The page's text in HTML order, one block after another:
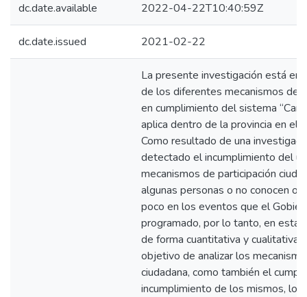
dc.date.available 2022-04-22T10:40:59Z
dc.date.issued 2021-02-22
La presente investigación está
de los diferentes mecanismos de
en cumplimiento del sistema
aplica dentro de la provincia en
Como resultado de una
detectado el incumplimiento del
mecanismos de participación
algunas personas o no conocen o
poco en los eventos que el
programado, por lo tanto, en esta
de forma cuantitativa y cualitativa
objetivo de analizar los
ciudadana, como también el
incumplimiento de los mismos, lo